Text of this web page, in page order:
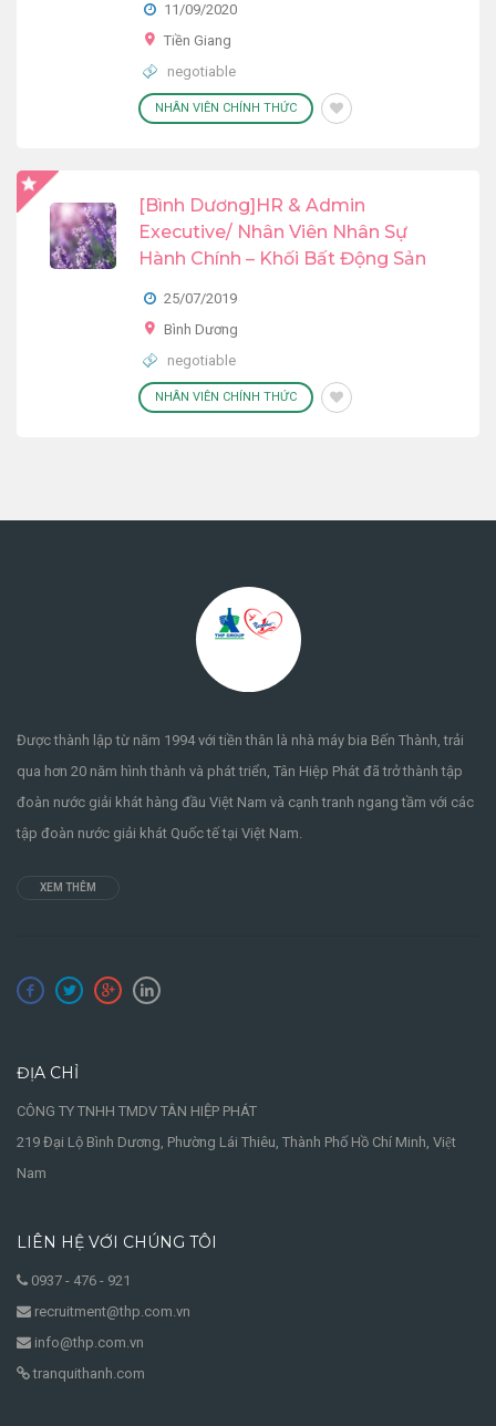
11/09/2020
Tiền Giang
negotiable
NHÂN VIÊN CHÍNH THỨC
[Bình Dương]HR & Admin
Executive/ Nhân Viên Nhân Sự
Hành Chính – Khối Bất Động Sản
25/07/2019
Bình Dương
negotiable
NHÂN VIÊN CHÍNH THỨC
Được thành lập từ năm 1994 với tiền thân là nhà máy bia Bến Thành, trải
qua hơn 20 năm hình thành và phát triển, Tân Hiệp Phát đã trở thành tập
đoàn nước giải khát hàng đầu Việt Nam và cạnh tranh ngang tầm với các
tập đoàn nước giải khát Quốc tế tại Việt Nam.
XEM THÊM
ĐỊA CHỈ
CÔNG TY TNHH TMDV TÂN HIỆP PHÁT
219 Đại Lộ Bình Dương, Phường Lái Thiêu, Thành Phố Hồ Chí Minh, Việt
Nam
LIÊN HỆ VỚI CHÚNG TÔI
0937 - 476 - 921
recruitment@thp.com.vn
info@thp.com.vn
tranquithanh.com